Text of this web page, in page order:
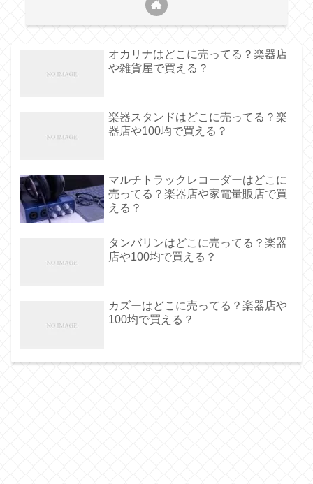
オカリナはどこに売ってる？楽器店
や雑貨屋で買える？
楽器スタンドはどこに売ってる？楽
器店や100均で買える？
マルチトラックレコーダーはどこに
売ってる？楽器店や家電量販店で買
える？
タンバリンはどこに売ってる？楽器
店や100均で買える？
カズーはどこに売ってる？楽器店や
100均で買える？